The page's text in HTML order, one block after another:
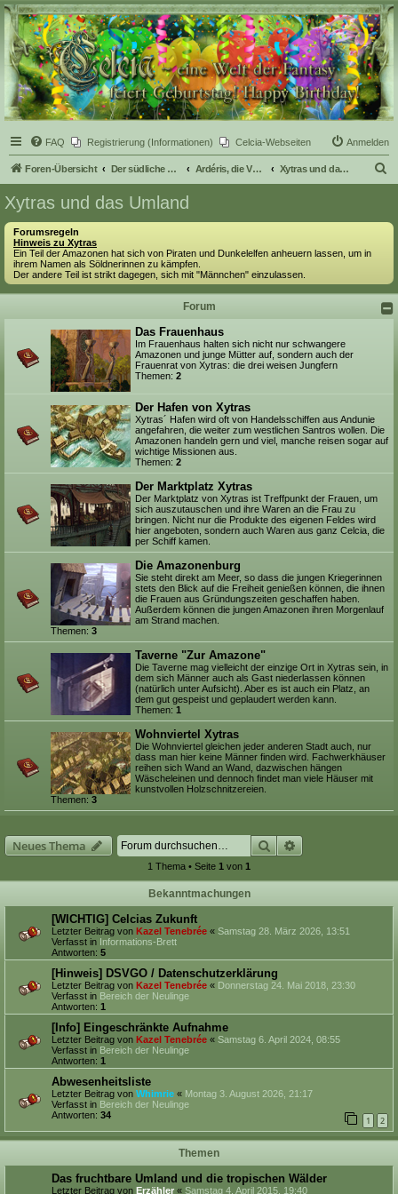
Celcia - eine Welt der
Fantasy
FAQ Registrierung (Informationen) Celcia-Webseiten Anmelden
Foren-Übersicht Der südliche Teil Celcias Ardéris, die Vulkaninsel Xytras und das Umland
Xytras und das Umland
Forumsregeln
Hinweis zu Xytras
Ein Teil der Amazonen hat sich von Piraten und Dunkelelfen anheuern lassen, um in
ihrem Namen als Söldnerinnen zu kämpfen.
Der andere Teil ist strikt dagegen, sich mit "Männchen" einzulassen.
Forum
Das Frauenhaus
Im Frauenhaus halten sich nicht nur schwangere
Amazonen und junge Mütter auf, sondern auch der
Frauenrat von Xytras: die drei weisen Jungfern
Themen: 2
Der Hafen von Xytras
Xytras´ Hafen wird oft von Handelsschiffen aus Andunie
angefahren, die weiter zum westlichen Santros wollen. Die
Amazonen handeln gern und viel, manche reisen sogar auf
wichtige Missionen aus.
Themen: 2
Der Marktplatz Xytras
Der Marktplatz von Xytras ist Treffpunkt der Frauen, um
sich auszutauschen und ihre Waren an die Frau zu
bringen. Nicht nur die Produkte des eigenen Feldes wird
hier angeboten, sondern auch Waren aus ganz Celcia, die
per Schiff kamen.
Die Amazonenburg
Sie steht direkt am Meer, so dass die jungen Kriegerinnen
stets den Blick auf die Freiheit genießen können, die ihnen
die Frauen aus Gründungszeiten geschaffen haben.
Außerdem können die jungen Amazonen ihren Morgenlauf
am Strand machen.
Themen: 3
Taverne "Zur Amazone"
Die Taverne mag vielleicht der einzige Ort in Xytras sein, in
dem sich Männer auch als Gast niederlassen können
(natürlich unter Aufsicht). Aber es ist auch ein Platz, an
dem gut gespeist und geplaudert werden kann.
Themen: 1
Wohnviertel Xytras
Die Wohnviertel gleichen jeder anderen Stadt auch, nur
dass man hier keine Männer finden wird. Fachwerkhäuser
reihen sich Wand an Wand, dazwischen hängen
Wäscheleinen und dennoch findet man viele Häuser mit
kunstvollen Holzschnitzereien.
Themen: 3
Neues Thema SucheErweiterte Suche
1 Thema • Seite 1 von 1
Bekanntmachungen
[WICHTIG] Celcias Zukunft
Letzter Beitrag von Kazel Tenebrée « Samstag 28. März 2026, 13:51
Verfasst in Informations-Brett
Antworten: 5
[Hinweis] DSVGO / Datenschutzerklärung
Letzter Beitrag von Kazel Tenebrée « Donnerstag 24. Mai 2018, 23:30
Verfasst in Bereich der Neulinge
Antworten: 1
[Info] Eingeschränkte Aufnahme
Letzter Beitrag von Kazel Tenebrée « Samstag 6. April 2024, 08:55
Verfasst in Bereich der Neulinge
Antworten: 1
Abwesenheitsliste
Letzter Beitrag von Whimrie « Montag 3. August 2026, 21:17
Verfasst in Bereich der Neulinge
Antworten: 34 1 2
Themen
Das fruchtbare Umland und die tropischen Wälder
Letzter Beitrag von Erzähler « Samstag 4. April 2015, 19:40